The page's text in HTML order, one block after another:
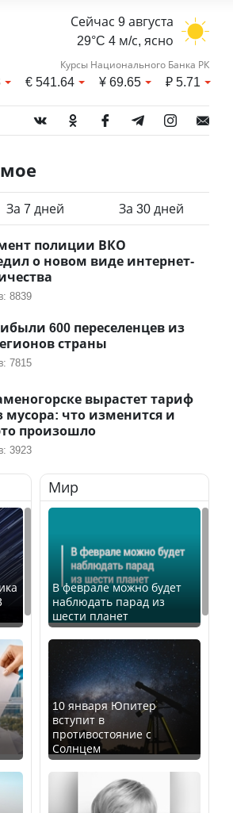
Сейчас 9 августа
29°C 4 м/с, ясно
Курсы Национального Банка РК
€541.64 ¥69.65 ₽5.71
За 7 дней За 30 дней
полиции ВКО
о новом виде интернет-
8839
600 переселенцев из
страны
7815
вырастет тариф
мусора: что изменится и
произошло
3923
Мир
В феврале можно будет
наблюдать парад из
шести планет
10 января Юпитер
вступит в
противостояние с
Солнцем